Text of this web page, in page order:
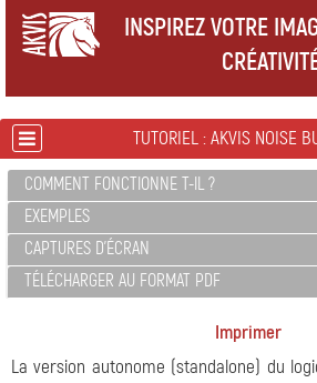
INSPIREZ VOTRE
TUTORIEL : AKVIS NOISE
COMMENT FONCTIONNE T-IL ?
EXEMPLES
CAPTURES D'ÉCRAN
TÉLÉCHARGER AU FORMAT PDF
Imprimer
La version autonome (standalone) du